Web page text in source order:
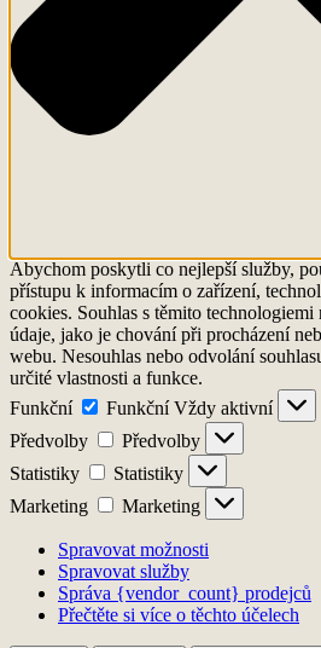
Abychom poskytli co nejlepší služby,
přístupu k informacím o zařízení,
cookies. Souhlas s těmito
údaje, jako je chování při procházení
webu. Nesouhlas nebo odvolání
určité vlastnosti a funkce.
Funkční
Funkční Vždy aktivní
Předvolby
Předvolby
Statistiky
Statistiky
Marketing
Marketing
Spravovat možnosti
Spravovat služby
Správa {vendor_count} prodejců
Přečtěte si více o těchto účelech